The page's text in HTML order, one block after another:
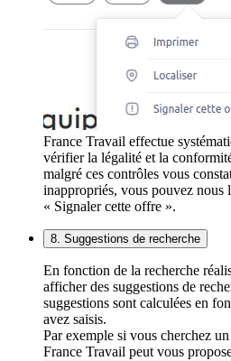
France Travail effectue
vérifier la légalité et la
malgré ces contrôles vous
inappropriés, vous pouvez nous
« Signaler cette offre ».
8. Suggestions de recherche
En fonction de la recherche
afficher des suggestions de
suggestions sont calculées en
avez saisis.
Par exemple si vous cherchez
France Travail peut vous